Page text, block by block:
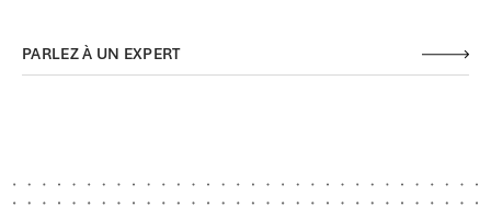
PARLEZ À UN EXPERT